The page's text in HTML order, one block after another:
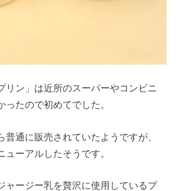
リン」は近所のスーパーやコンビニ
ったので初めてでした。
普通に販売されていたようですが、
ューアルしたそうです。
ャージー乳を贅沢に使用しているプ